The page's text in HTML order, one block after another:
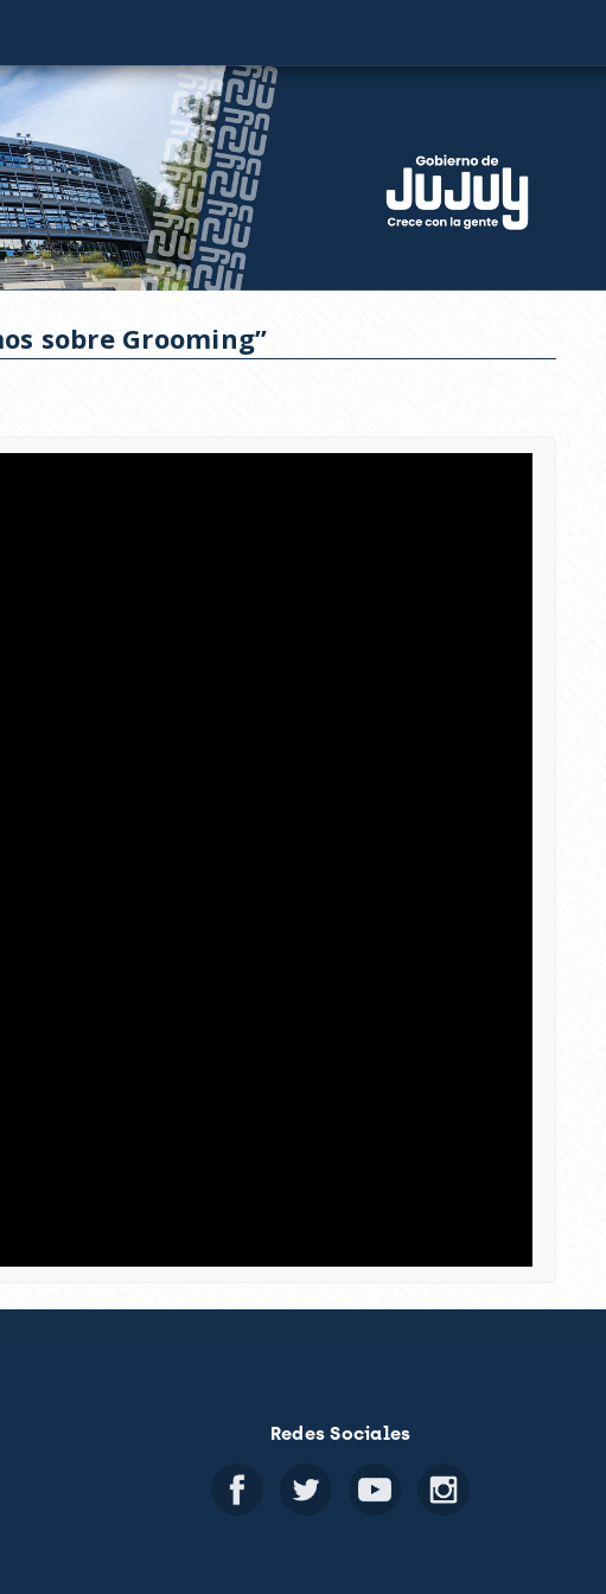
sobre Grooming”
Redes Sociales